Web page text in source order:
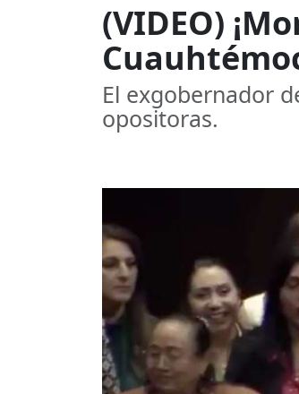
(VIDEO)
El exgobernador
opositoras.